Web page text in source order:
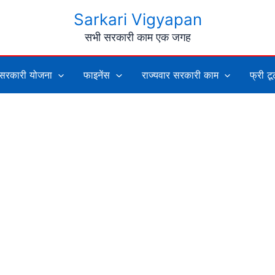
Sarkari Vigyapan
सभी सरकारी काम एक जगह
योजना फाइनेंस राज्यवार सरकारी काम फ्री